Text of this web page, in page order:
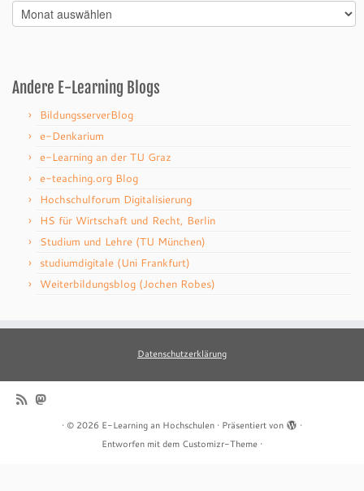
Archiv
Andere E-Learning Blogs
BildungsserverBlog
e-Denkarium
e-Learning an der TU Graz
e-teaching.org Blog
Hochschulforum Digitalisierung
HS für Wirtschaft und Recht, Berlin
Studium und Lehre (TU München)
studiumdigitale (Uni Frankfurt)
Weiterbildungsblog (Jochen Robes)
Datenschutzerklärung
· © 2026 E-Learning an Hochschulen · Präsentiert von
·
Entworfen mit dem Customizr-Theme ·